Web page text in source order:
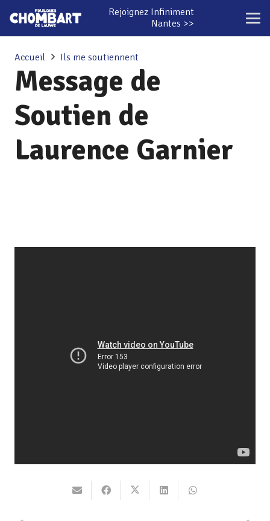
Rejoignez Infiniment
Nantes >>
Accueil Ils me soutiennent
Message de
Soutien de
Laurence Garnier